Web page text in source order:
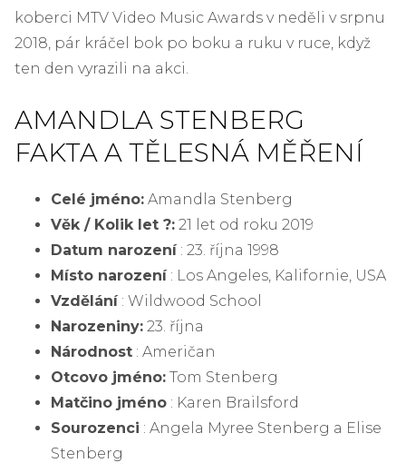
koberci MTV Video Music Awards v neděli v srpnu
2018, pár kráčel bok po boku a ruku v ruce, když
ten den vyrazili na akci.
AMANDLA STENBERG
FAKTA A TĚLESNÁ MĚŘENÍ
Celé jméno: Amandla Stenberg
Věk / Kolik let ?: 21 let od roku 2019
Datum narození: 23. října 1998
Místo narození: Los Angeles, Kalifornie, USA
Vzdělání: Wildwood School
Narozeniny: 23. října
Národnost : Američan
Otcovo jméno: Tom Stenberg
Matčino jméno : Karen Brailsford
Sourozenci : Angela Myree Stenberg a Elise
Stenberg